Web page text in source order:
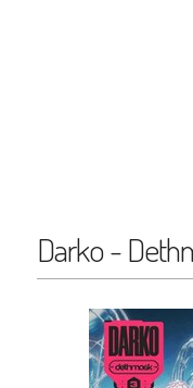
Darko -